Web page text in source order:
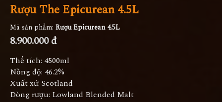
Rượu The Epicurean 4.5L
Mã sản phẩm: Rượu Epicurean 4.5L
8.900.000 đ
Thể tích: 4500ml
Nồng độ: 46.2%
Xuất xứ: Scotland
Dòng rượu: Lowland Blended Malt